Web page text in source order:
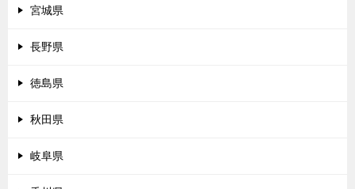
宮城県
長野県
徳島県
秋田県
岐阜県